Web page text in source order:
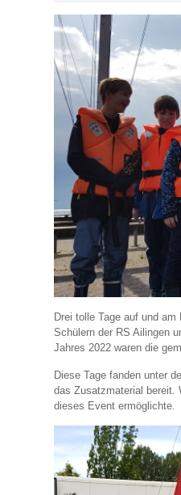
Drei tolle Tage auf und
Schülern der RS Ailingen
Jahres 2022 waren die
Diese Tage fanden unter
das Zusatzmaterial bereit.
dieses Event ermöglichte.